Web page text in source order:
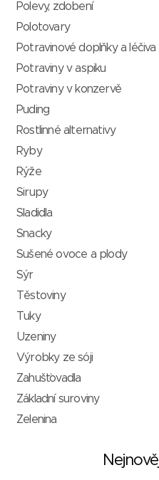
Polevy, zdobení
Polotovary
Potravinové doplňky a léčiva
Potraviny v aspiku
Potraviny v konzervě
Puding
Rostlinné alternativy
Ryby
Rýže
Sirupy
Sladidla
Snacky
Sušené ovoce a plody
Sýr
Těstoviny
Tuky
Uzeniny
Výrobky ze sóji
Zahušťovadla
Základní suroviny
Zelenina